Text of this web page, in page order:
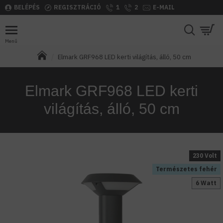
BELÉPÉS REGISZTRÁCIÓ 1 2 E-MAIL
Elmark GRF968 LED kerti világítás, álló, 50 cm
Elmark GRF968 LED kerti
világítás, álló, 50 cm
Természetes fehér
6 Watt
230 Volt